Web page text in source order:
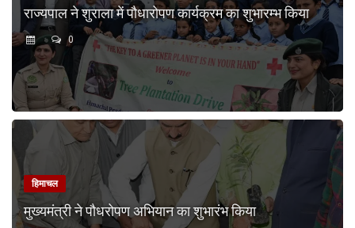
राज्यपाल ने शुराला में पौधारोपण कार्यक्रम का शुभारम्भ किया
0
हिमाचल
मुख्यमंत्री ने पौधरोपण अभियान का शुभारंभ किया